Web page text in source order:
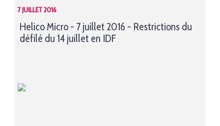
7 JUILLET 2016
Helico Micro - 7 juillet 2016 - Restrictions du
défilé du 14 juillet en IDF